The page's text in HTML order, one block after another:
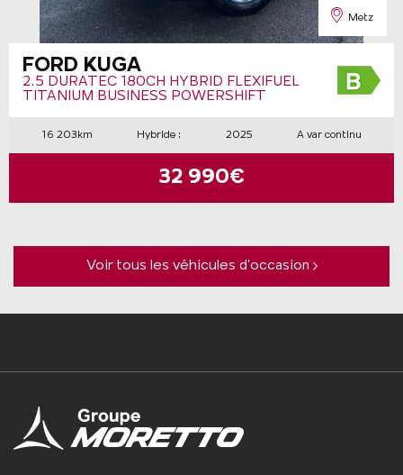
Metz
FORD KUGA
2.5 DURATEC 180CH HYBRID FLEXIFUEL
TITANIUM BUSINESS POWERSHIFT
16 203km Hybride : 2025 A var continu
32 990€
Voir tous les véhicules d’occasion